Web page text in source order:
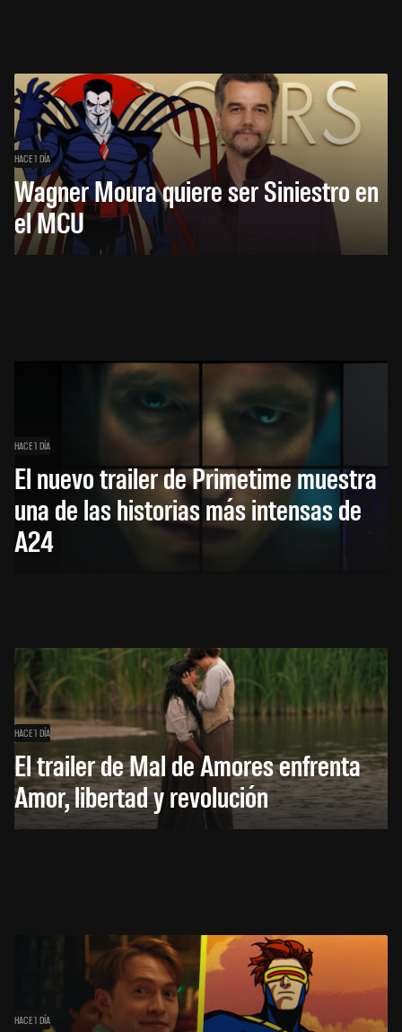
HACE 1 DÍA
Wagner Moura quiere ser Siniestro en
el MCU
HACE 1 DÍA
El nuevo trailer de Primetime muestra
una de las historias más intensas de
A24
HACE 1 DÍA
El trailer de Mal de Amores enfrenta
Amor, libertad y revolución
HACE 1 DÍA